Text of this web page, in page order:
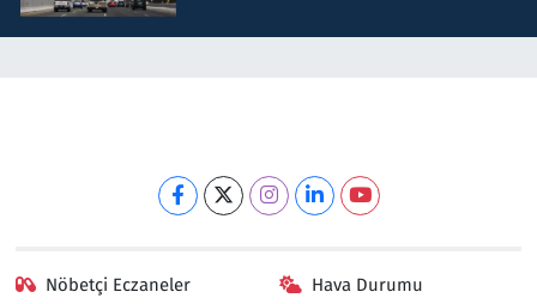
Nöbetçi Eczaneler Hava Durumu